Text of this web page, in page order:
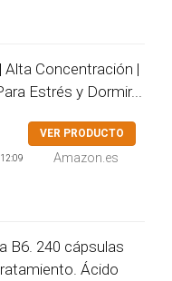
Alta Concentración |
Estrés y Dormir...
VER PRODUCTO
Amazon.es
B6. 240 cápsulas
Ácido